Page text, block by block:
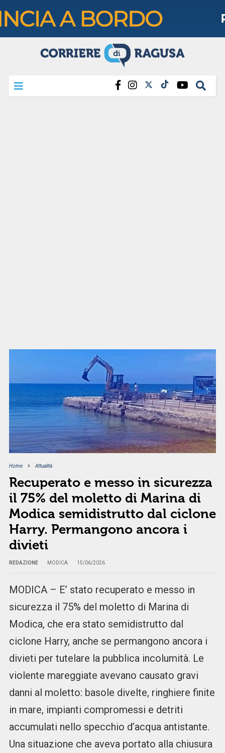
Home Attualità
Recuperato e messo in sicurezza
il 75% del moletto di Marina di
Modica semidistrutto dal ciclone
Harry. Permangono ancora i
divieti
REDAZIONE MODICA 15/06/2026
MODICA – E’ stato recuperato e messo in
sicurezza il 75% del moletto di Marina di
Modica, che era stato semidistrutto dal
ciclone Harry, anche se permangono ancora i
divieti per tutelare la pubblica incolumità. Le
violente mareggiate avevano causato gravi
danni al moletto: basole divelte, ringhiere finite
in mare, impianti compromessi e detriti
accumulati nello specchio d’acqua antistante.
Una situazione che aveva portato alla chiusura